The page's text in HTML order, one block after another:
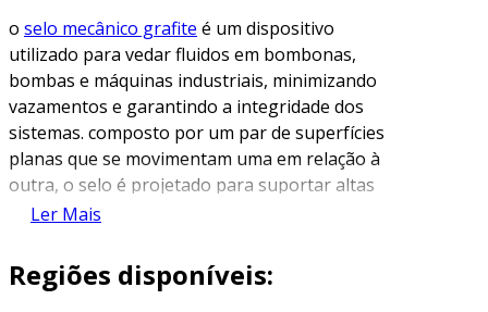
o selo mecânico grafite é um dispositivo
utilizado para vedar fluidos em bombonas,
bombas e máquinas industriais, minimizando
vazamentos e garantindo a integridade dos
sistemas. composto por um par de superfícies
planas que se movimentam uma em relação à
outra, o selo é projetado para suportar altas
temperaturas e pressões, sendo crucial para
a principal característica do selo mecânico
Ler Mais
Regiões disponíveis: